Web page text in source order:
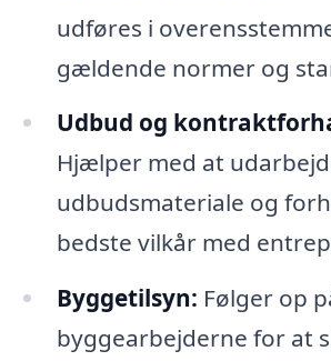
udføres i
gældende normer og
Udbud og
Hjælper med at
udbudsmateriale og
bedste vilkår med
Byggetilsyn: Følger op
byggearbejderne for at